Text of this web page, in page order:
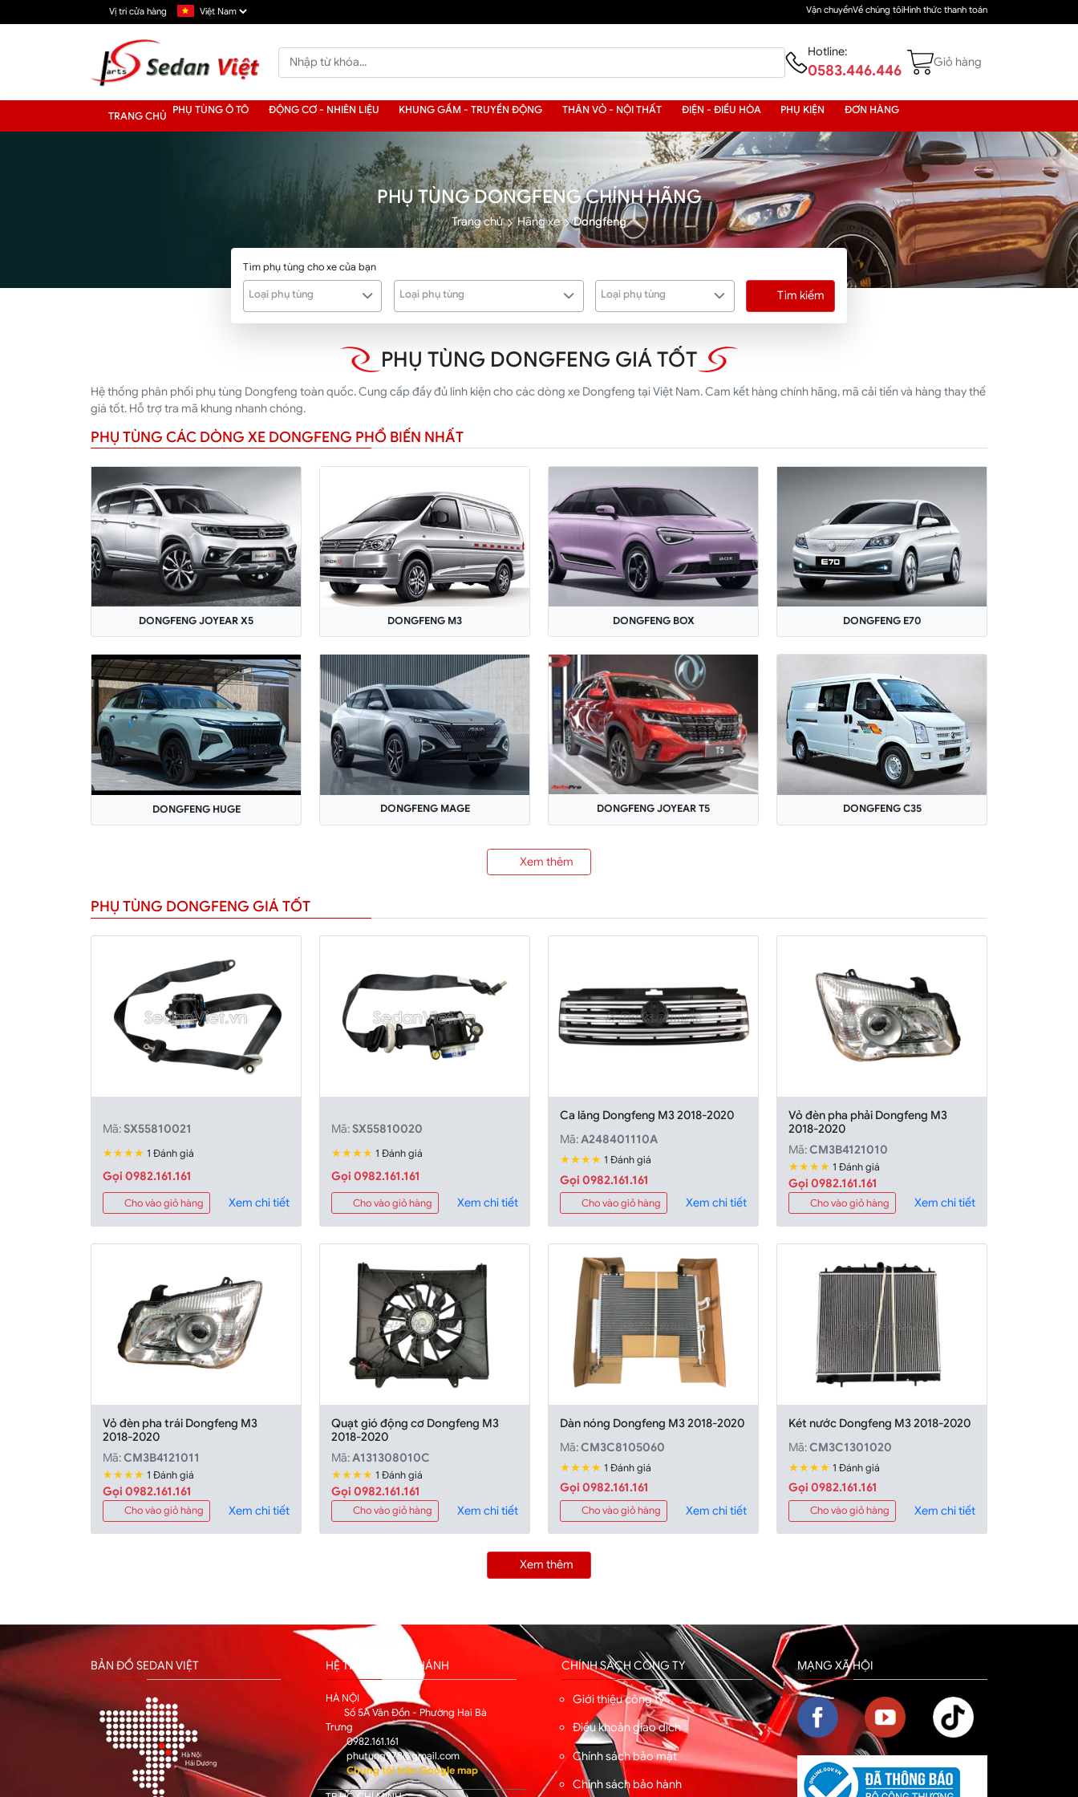
Vị trí cửa hàng Vận chuyểnVề chúng tôiHình thức thanh toán
Hotline:
0583.446.446 Giỏ hàng
TRANG CHỦ PHỤ TÙNG Ô TÔ ĐỘNG CƠ - NHIÊN LIỆU KHUNG GẦM - TRUYỀN ĐỘNG THÂN VỎ - NỘI THẤT ĐIỆN - ĐIỀU HÒA PHỤ KIỆN ĐƠN HÀNG
PHỤ TÙNG DONGFENG CHÍNH HÃNG
Trang chủ Hãng xe Dongfeng
Tìm phụ tùng cho xe của bạn
Loại phụ tùng Loại phụ tùng Loại phụ tùng Tìm kiếm
PHỤ TÙNG DONGFENG GIÁ TỐT
Hệ thống phân phối phụ tùng Dongfeng toàn quốc. Cung cấp đầy đủ linh kiện cho các dòng xe Dongfeng tại Việt Nam. Cam kết hàng chính hãng, mã cải tiến và hàng thay thế
giá tốt. Hỗ trợ tra mã khung nhanh chóng.
PHỤ TÙNG CÁC DÒNG XE DONGFENG PHỔ BIẾN NHẤT
DONGFENG JOYEAR X5 DONGFENG M3 DONGFENG BOX DONGFENG E70
DONGFENG HUGE DONGFENG MAGE DONGFENG JOYEAR T5 DONGFENG C35
Xem thêm
PHỤ TÙNG DONGFENG GIÁ TỐT
Mã:SX55810021
★★★★ 1 Đánh giá
Gọi 0982.161.161
Cho vào giỏ hàng Xem chi tiết
Mã:SX55810020
★★★★ 1 Đánh giá
Gọi 0982.161.161
Cho vào giỏ hàng Xem chi tiết
Ca lăng Dongfeng M3 2018-2020
Mã:A248401110A
★★★★ 1 Đánh giá
Gọi 0982.161.161
Cho vào giỏ hàng Xem chi tiết
Vỏ đèn pha phải Dongfeng M3
2018-2020
Mã:CM3B4121010
★★★★ 1 Đánh giá
Gọi 0982.161.161
Cho vào giỏ hàng Xem chi tiết
Vỏ đèn pha trái Dongfeng M3
2018-2020
Mã:CM3B4121011
★★★★ 1 Đánh giá
Gọi 0982.161.161
Cho vào giỏ hàng Xem chi tiết
Quạt gió động cơ Dongfeng M3
2018-2020
Mã:A131308010C
★★★★ 1 Đánh giá
Gọi 0982.161.161
Cho vào giỏ hàng Xem chi tiết
Dàn nóng Dongfeng M3 2018-2020
Mã:CM3C8105060
★★★★ 1 Đánh giá
Gọi 0982.161.161
Cho vào giỏ hàng Xem chi tiết
Két nước Dongfeng M3 2018-2020
Mã:CM3C1301020
★★★★ 1 Đánh giá
Gọi 0982.161.161
Cho vào giỏ hàng Xem chi tiết
Xem thêm
BẢN ĐỒ SEDAN VIỆT HỆ THỐNG CHI NHÁNH
HÀ NỘI
Số 5A Vân Đồn - Phường Hai Bà
Trưng
0982.161.161
phutung978@gmail.com
Chúng tôi trên Google map
CHÍNH SÁCH CÔNG TY
Giới thiệu công ty
Điều khoản giao dịch
Chính sách bảo mật
Chính sách bảo hành
MẠNG XÃ HỘI